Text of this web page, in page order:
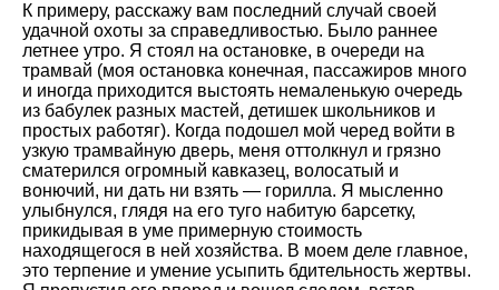
К примеру, расскажу вам последний случай своей
удачной охоты за справедливостью. Было раннее
летнее утро. Я стоял на остановке, в очереди на
трамвай (моя остановка конечная, пассажиров много
и иногда приходится выстоять немаленькую очередь
из бабулек разных мастей, детишек школьников и
простых работяг). Когда подошел мой черед войти в
узкую трамвайную дверь, меня оттолкнул и грязно
сматерился огромный кавказец, волосатый и
вонючий, ни дать ни взять — горилла. Я мысленно
улыбнулся, глядя на его туго набитую барсетку,
прикидывая в уме примерную стоимость
находящегося в ней хозяйства. В моем деле главное,
это терпение и умение усыпить бдительность жертвы.